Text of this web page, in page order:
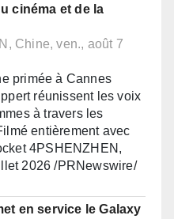
cinéma et de la
Chine, ven., août 7
primée à Cannes
réunissent les voix
à travers les
entièrement avec
4PSHENZHEN,
2026 /PRNewswire/
en service le Galaxy